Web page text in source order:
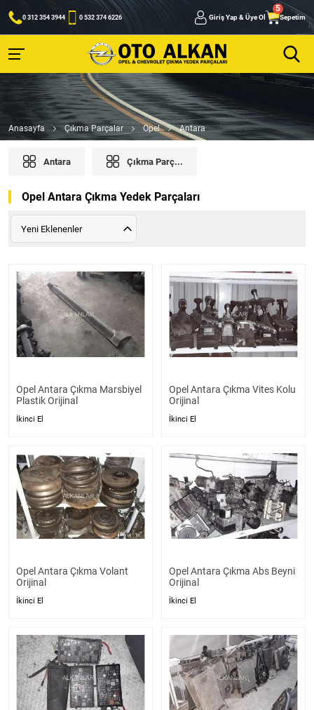
0 312 354 3944 0 532 374 6226 Giriş Yap & Üye Ol Sepetim
Anasayfa Çıkma Parçalar Opel Antara
Antara Çıkma Parç...
Opel Antara Çıkma Yedek Parçaları
Yeni Eklenenler
Opel Antara Çıkma Marsbiyel
Plastik Orijinal
İkinci El
Opel Antara Çıkma Vites Kolu
Orijinal
İkinci El
Opel Antara Çıkma Volant
Orijinal
İkinci El
Opel Antara Çıkma Abs Beyni
Orijinal
İkinci El